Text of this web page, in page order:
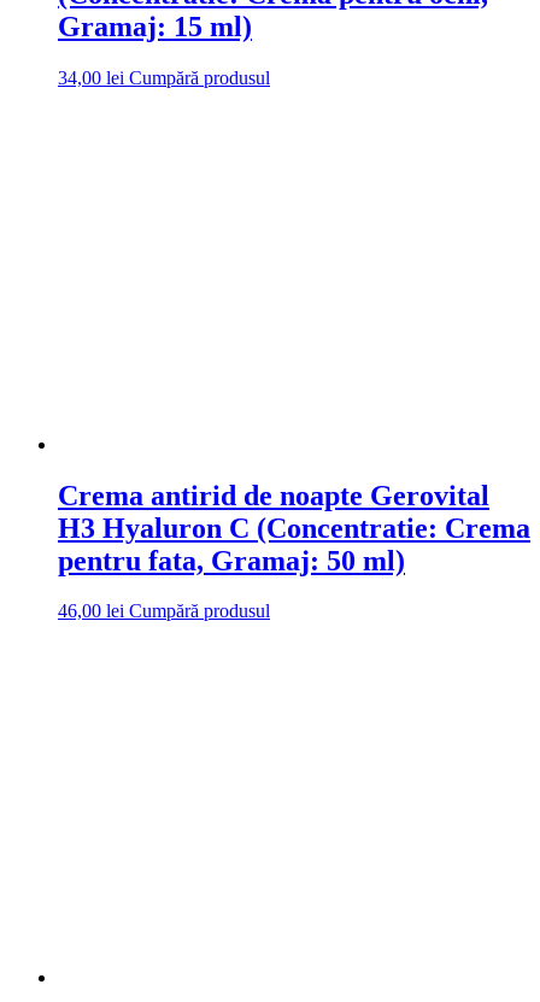
Gramaj: 15 ml)
34,00 lei Cumpără produsul
Crema antirid de noapte Gerovital
H3 Hyaluron C (Concentratie: Crema
pentru fata, Gramaj: 50 ml)
46,00 lei Cumpără produsul